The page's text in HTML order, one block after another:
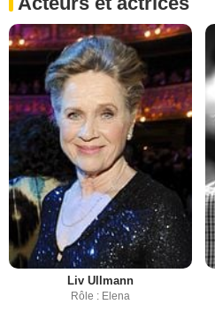
Liv Ullmann
Rôle : Elena